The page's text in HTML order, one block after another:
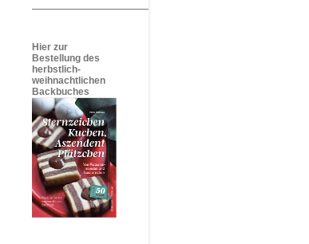
Hier zur
Bestellung des
herbstlich-
weihnachtlichen
Backbuches